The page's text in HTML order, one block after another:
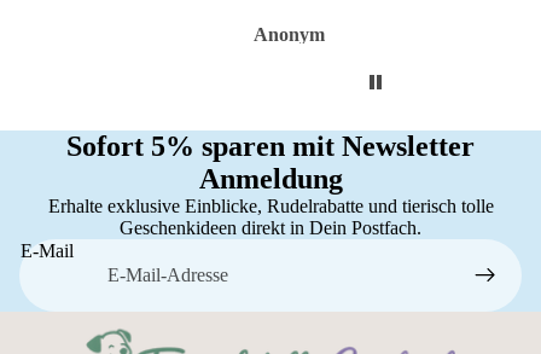
Anonym
Sofort 5% sparen mit Newsletter
Anmeldung
Erhalte exklusive Einblicke, Rudelrabatte und tierisch tolle
Geschenkideen direkt in Dein Postfach.
E-Mail